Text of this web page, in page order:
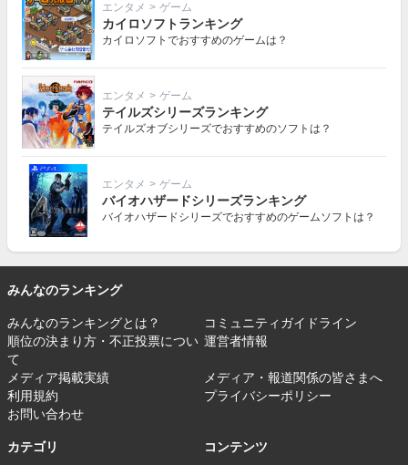
エンタメ > ゲーム
カイロソフトランキング
カイロソフトでおすすめのゲームは？
エンタメ > ゲーム
テイルズシリーズランキング
テイルズオブシリーズでおすすめのソフトは？
エンタメ > ゲーム
バイオハザードシリーズランキング
バイオハザードシリーズでおすすめのゲームソフトは？
みんなのランキング
みんなのランキングとは？
コミュニティガイドライン
順位の決まり方・不正投票につい
て
運営者情報
メディア掲載実績
メディア・報道関係の皆さまへ
利用規約
プライバシーポリシー
お問い合わせ
カテゴリ コンテンツ